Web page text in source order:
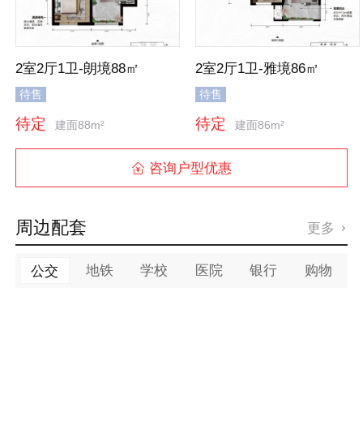
2室2厅1卫-朗境88㎡
待售
待定 建面88m²
2室2厅1卫-雅境86㎡
待售
待定 建面86m²
 咨询户型优惠
周边配套 更多 
公交 地铁 学校 医院 银行 购物